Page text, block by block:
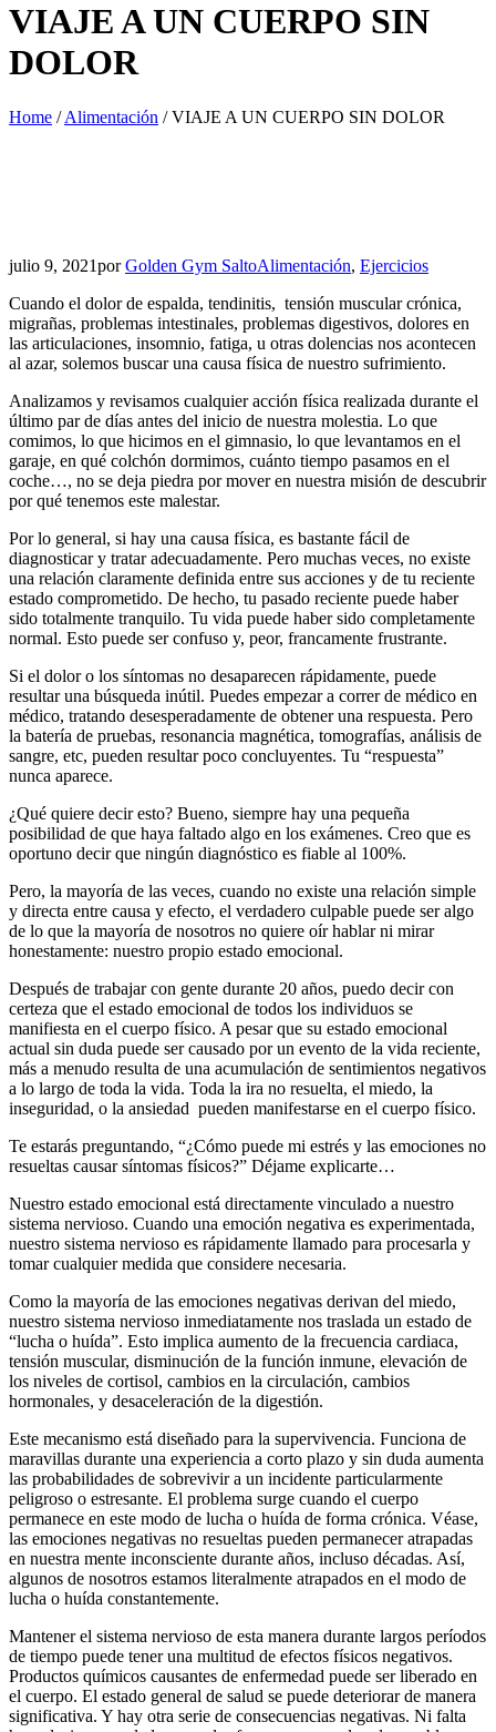
VIAJE A UN CUERPO SIN
DOLOR
Home /Alimentación /VIAJE A UN CUERPO SIN DOLOR
julio 9, 2021porGolden Gym SaltoAlimentación, Ejercicios
Cuando el dolor de espalda, tendinitis, tensión muscular crónica,
migrañas, problemas intestinales, problemas digestivos, dolores en
las articulaciones, insomnio, fatiga, u otras dolencias nos acontecen
al azar, solemos buscar una causa física de nuestro sufrimiento.
Analizamos y revisamos cualquier acción física realizada durante el
último par de días antes del inicio de nuestra molestia. Lo que
comimos, lo que hicimos en el gimnasio, lo que levantamos en el
garaje, en qué colchón dormimos, cuánto tiempo pasamos en el
coche…, no se deja piedra por mover en nuestra misión de descubrir
por qué tenemos este malestar.
Por lo general, si hay una causa física, es bastante fácil de
diagnosticar y tratar adecuadamente. Pero muchas veces, no existe
una relación claramente definida entre sus acciones y de tu reciente
estado comprometido. De hecho, tu pasado reciente puede haber
sido totalmente tranquilo. Tu vida puede haber sido completamente
normal. Esto puede ser confuso y, peor, francamente frustrante.
Si el dolor o los síntomas no desaparecen rápidamente, puede
resultar una búsqueda inútil. Puedes empezar a correr de médico en
médico, tratando desesperadamente de obtener una respuesta. Pero
la batería de pruebas, resonancia magnética, tomografías, análisis de
sangre, etc, pueden resultar poco concluyentes. Tu “respuesta”
nunca aparece.
¿Qué quiere decir esto? Bueno, siempre hay una pequeña
posibilidad de que haya faltado algo en los exámenes. Creo que es
oportuno decir que ningún diagnóstico es fiable al 100%.
Pero, la mayoría de las veces, cuando no existe una relación simple
y directa entre causa y efecto, el verdadero culpable puede ser algo
de lo que la mayoría de nosotros no quiere oír hablar ni mirar
honestamente: nuestro propio estado emocional.
Después de trabajar con gente durante 20 años, puedo decir con
certeza que el estado emocional de todos los individuos se
manifiesta en el cuerpo físico. A pesar que su estado emocional
actual sin duda puede ser causado por un evento de la vida reciente,
más a menudo resulta de una acumulación de sentimientos negativos
a lo largo de toda la vida. Toda la ira no resuelta, el miedo, la
inseguridad, o la ansiedad pueden manifestarse en el cuerpo físico.
Te estarás preguntando, “¿Cómo puede mi estrés y las emociones no
resueltas causar síntomas físicos?” Déjame explicarte…
Nuestro estado emocional está directamente vinculado a nuestro
sistema nervioso. Cuando una emoción negativa es experimentada,
nuestro sistema nervioso es rápidamente llamado para procesarla y
tomar cualquier medida que considere necesaria.
Como la mayoría de las emociones negativas derivan del miedo,
nuestro sistema nervioso inmediatamente nos traslada un estado de
“lucha o huída”. Esto implica aumento de la frecuencia cardiaca,
tensión muscular, disminución de la función inmune, elevación de
los niveles de cortisol, cambios en la circulación, cambios
hormonales, y desaceleración de la digestión.
Este mecanismo está diseñado para la supervivencia. Funciona de
maravillas durante una experiencia a corto plazo y sin duda aumenta
las probabilidades de sobrevivir a un incidente particularmente
peligroso o estresante. El problema surge cuando el cuerpo
permanece en este modo de lucha o huída de forma crónica. Véase,
las emociones negativas no resueltas pueden permanecer atrapadas
en nuestra mente inconsciente durante años, incluso décadas. Así,
algunos de nosotros estamos literalmente atrapados en el modo de
lucha o huída constantemente.
Mantener el sistema nervioso de esta manera durante largos períodos
de tiempo puede tener una multitud de efectos físicos negativos.
Productos químicos causantes de enfermedad puede ser liberado en
el cuerpo. El estado general de salud se puede deteriorar de manera
significativa. Y hay otra serie de consecuencias negativas. Ni falta